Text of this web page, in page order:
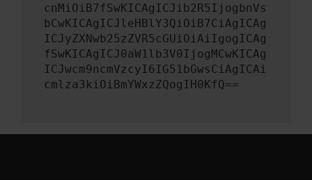
cnMiOiB7fSwKICAgICJib2R5IjogbnVs
bCwKICAgICJleHBlY3QiOiB7CiAgICAg
ICJyZXNwb25zZVR5cGUiOiAiIgogICAg
fSwKICAgICJ0aW1lb3V0IjogMCwKICAg
ICJwcm9ncmVzcyI6IG51bGwsCiAgICAi
cmlza3kiOiBmYWxzZQogIH0KfQ==